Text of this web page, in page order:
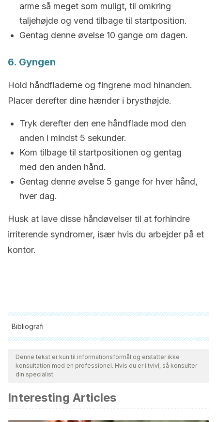
arme så meget som muligt, til omkring
taljehøjde og vend tilbage til startposition.
Gentag denne øvelse 10 gange om dagen.
6. Gyngen
Hold håndfladerne og fingrene mod hinanden.
Placer derefter dine hænder i brysthøjde.
Tryk derefter den ene håndflade mod den
anden i mindst 5 sekunder.
Kom tilbage til startpositionen og gentag
med den anden hånd.
Gentag denne øvelse 5 gange for hver hånd,
hver dag.
Husk at lave disse håndøvelser til at forhindre
irriterende syndromer, især hvis du arbejder på et
kontor.
Bibliografi
Alle citerede kilder blev grundigt gennemgået af vores team
for at sikre deres kvalitet, pålidelighed, aktualitet og validitet.
Bibliografien i denne artikel blev betragtet som pålidelig og af
”Síndrome de Quervain- De Quervain Syndrome”.
Society for Surgery of the hand. 2014. [Online] Avaiable
Denne tekst er kun til informationsformål og erstatter ikke
konsultation med en professionel. Hvis du er i tvivl, så konsulter
din specialist.
Interesting Articles